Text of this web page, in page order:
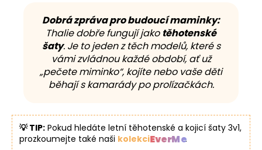
Dobrá zpráva pro budoucí maminky:
Thalie dobře fungují jako těhotenské
šaty. Je to jeden z těch modelů, které s
vámi zvládnou každé období, ať už
„pečete miminko“, kojíte nebo vaše děti
běhají s kamarády po prolízačkách.
💡 TIP: Pokud hledáte letní těhotenské a kojicí šaty 3v1,
prozkoumejte také naši kolekciEverMe.